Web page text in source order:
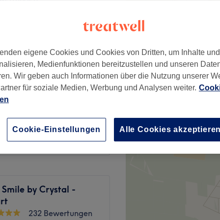
ab 200 €
ab 199 €
by Crystal -
232 Bewertungen
eigene Cookies und Cookies von Dritten, um Inhalte
Medienfunktionen bereitzustellen und unseren
Wir geben auch Informationen über die Nutzung unserer
für soziale Medien, Werbung und Analysen weiter.
Cookie-Einstellungen Alle Cookies